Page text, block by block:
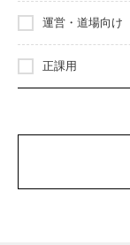
運営・道場向け
正課用